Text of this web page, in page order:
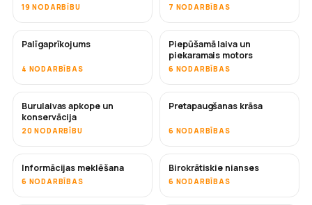
19 NODARBĪBU 7 NODARBĪBAS
Palīgaprīkojums
4 NODARBĪBAS
Piepūšamā laiva un
piekaramais motors
6 NODARBĪBAS
Burulaivas apkope un
konservācija
20 NODARBĪBU
DRĪZUMĀ
Pretapaugšanas krāsa
6 NODARBĪBAS
Informācijas meklēšana
6 NODARBĪBAS
Birokrātiskie nianses
6 NODARBĪBAS